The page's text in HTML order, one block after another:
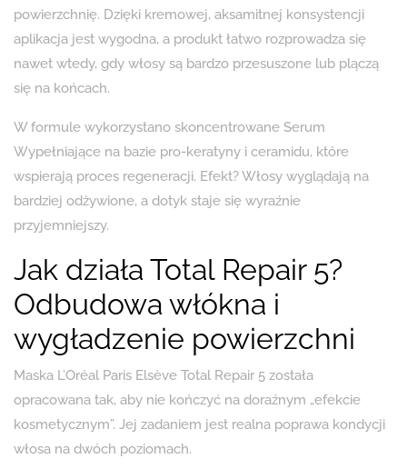
powierzchnię. Dzięki kremowej, aksamitnej konsystencji
aplikacja jest wygodna, a produkt łatwo rozprowadza się
nawet wtedy, gdy włosy są bardzo przesuszone lub plączą
się na końcach.
W formule wykorzystano skoncentrowane Serum
Wypełniające na bazie pro-keratyny i ceramidu, które
wspierają proces regeneracji. Efekt? Włosy wyglądają na
bardziej odżywione, a dotyk staje się wyraźnie
przyjemniejszy.
Jak działa Total Repair 5?
Odbudowa włókna i
wygładzenie powierzchni
Maska L’Oréal Paris Elsève Total Repair 5 została
opracowana tak, aby nie kończyć na doraźnym „efekcie
kosmetycznym”. Jej zadaniem jest realna poprawa kondycji
włosa na dwóch poziomach.